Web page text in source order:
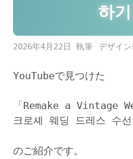
하
2026年4月22日 デザイ
YouTubeで見つけた
「Remake a Vintage
크로셰 웨딩 드레스 수선
のご紹介です。